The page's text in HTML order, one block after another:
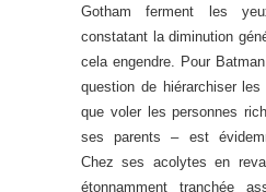
Gotham ferment les
constatant la diminution
cela engendre. Pour
question de hiérarchiser
que voler les personnes
ses parents – est
Chez ses acolytes en
étonnamment tranchée